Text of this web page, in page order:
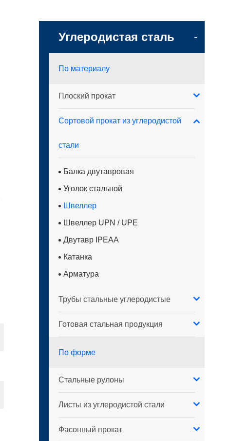
Углеродистая сталь -
По материалу
Плоский прокат
Сортовой прокат из углеродистой
стали
Балка двутавровая
Уголок стальной
Швеллер
Швеллер UPN / UPE
Двутавр IPEAA
Катанка
Арматура
Трубы стальные углеродистые
Готовая стальная продукция
По форме
Стальные рулоны
Листы из углеродистой стали
Фасонный прокат